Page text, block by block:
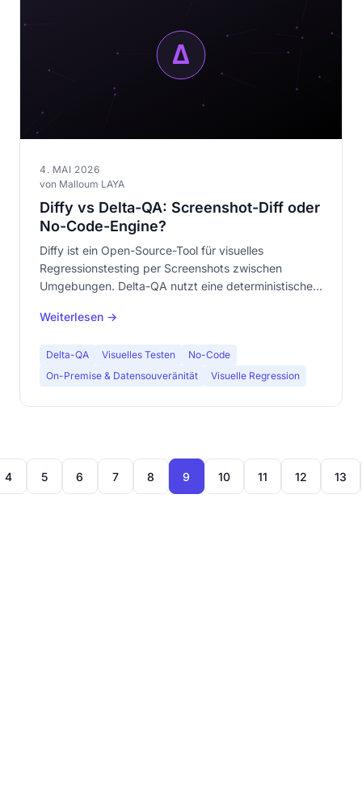
4. MAI 2026
von Malloum LAYA
Diffy vs Delta-QA: Screenshot-Diff oder
No-Code-Engine?
Diffy ist ein Open-Source-Tool für visuelles
Regressionstesting per Screenshots zwischen
Umgebungen. Delta-QA nutzt eine deterministische
Detaillierter Vergleich.
Weiterlesen →
Delta-QA Visuelles Testen
No-Code
On-Premise & Datensouveränität
Visuelle Regression
4 5 6 7 8 9 10 11 12 13